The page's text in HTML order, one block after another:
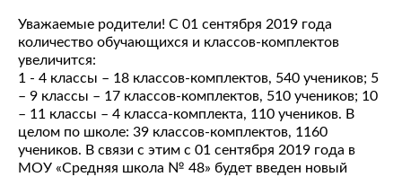
Уважаемые родители! С 01 сентября 2019 года
количество обучающихся и классов-комплектов
увеличится:
1 - 4 классы – 18 классов-комплектов, 540 учеников; 5
– 9 классы – 17 классов-комплектов, 510 учеников; 10
– 11 классы – 4 класса-комплекта, 110 учеников. В
целом по школе: 39 классов-комплектов, 1160
учеников. В связи с этим с 01 сентября 2019 года в
МОУ «Средняя школа № 48» будет введен новый